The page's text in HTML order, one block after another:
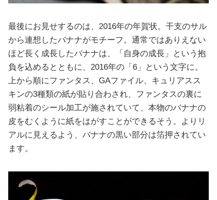
最後にお見せするのは、2016年の年賀状。干支のサル
から連想したバナナがモチーフ。通常ではありえない
ほど長く成長したバナナは、「自身の成長」という抱
負を込めるとともに、2016年の「6」という文字に。
上から順にファンタス、GAファイル、キュリアスス
キンの3種類の紙が貼り合わされ、ファンタスの裏に
弱粘着のシール加工が施されていて、本物のバナナの
皮をむくように紙をはがすことができるそう。よりリ
アルに見えるよう、バナナの黒い部分は箔押されてい
ます。